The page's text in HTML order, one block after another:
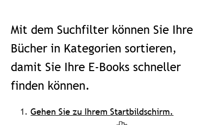
Mit dem Suchfilter können Sie Ihre
Bücher in Kategorien sortieren,
damit Sie Ihre E-Books schneller
finden können.
Gehen Sie zu Ihrem Startbildschirm.